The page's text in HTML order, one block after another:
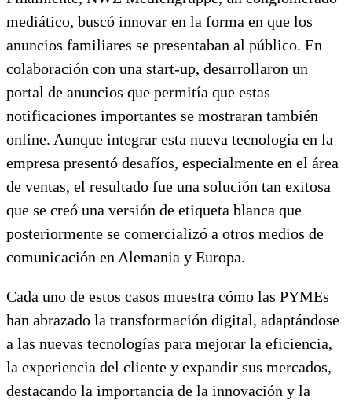
mediático, buscó innovar en la forma en que los
anuncios familiares se presentaban al público. En
colaboración con una start-up, desarrollaron un
portal de anuncios que permitía que estas
notificaciones importantes se mostraran también
online. Aunque integrar esta nueva tecnología en la
empresa presentó desafíos, especialmente en el área
de ventas, el resultado fue una solución tan exitosa
que se creó una versión de etiqueta blanca que
posteriormente se comercializó a otros medios de
comunicación en Alemania y Europa.
Cada uno de estos casos muestra cómo las PYMEs
han abrazado la transformación digital, adaptándose
a las nuevas tecnologías para mejorar la eficiencia,
la experiencia del cliente y expandir sus mercados,
destacando la importancia de la innovación y la